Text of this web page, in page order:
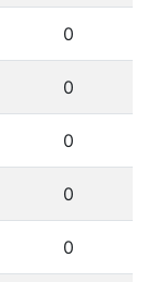
0
0
0
0
0